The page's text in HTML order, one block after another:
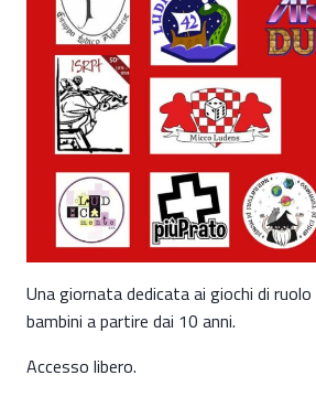
Una giornata dedicata ai giochi di
bambini a partire dai 10 anni.
Accesso libero.